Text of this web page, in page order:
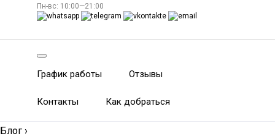
Пн-вс: 10:00—21:00
График работы Отзывы
Контакты Как добраться
Блог ›